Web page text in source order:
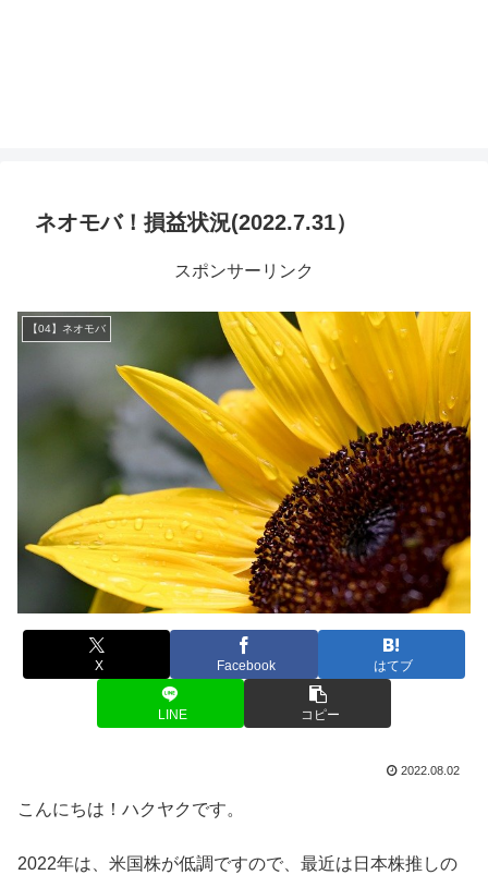
ネオモバ！損益状況(2022.7.31）
スポンサーリンク
【04】ネオモバ
X Facebook はてブ
LINE コピー
2022.08.02
こんにちは！ハクヤクです。
2022年は、米国株が低調ですので、最近は日本株推しの